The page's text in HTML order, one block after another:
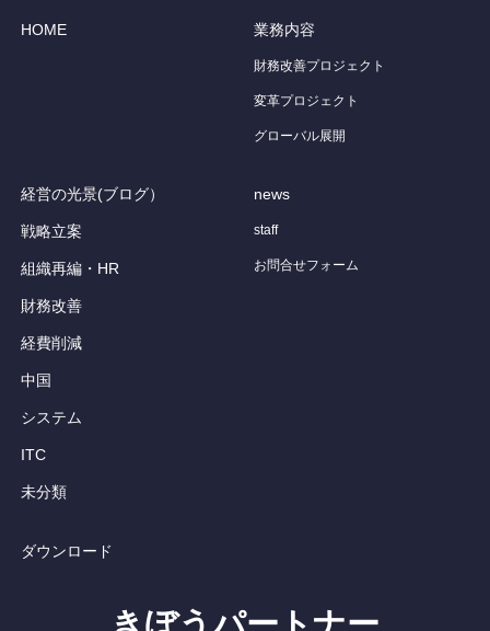
HOME 業務内容
財務改善プロジェクト
変革プロジェクト
グローバル展開
経営の光景(ブログ）
戦略立案
組織再編・HR
財務改善
経費削減
中国
システム
ITC
未分類
news
staff
お問合せフォーム
ダウンロード
きぼうパートナー